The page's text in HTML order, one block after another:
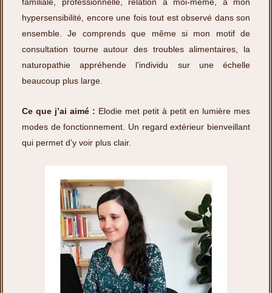
hypersensibilité, encore une fois tout est observé dans son
ensemble. Je comprends que même si mon motif de
consultation tourne autour des troubles alimentaires, la
naturopathie appréhende l’individu sur une échelle
beaucoup plus large.
Ce que j’ai aimé : Elodie met petit à petit en lumière mes
modes de fonctionnement. Un regard extérieur bienveillant
qui permet d’y voir plus clair.